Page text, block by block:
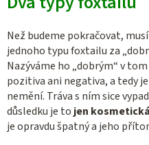
Než budeme pokračovat,
jednoho typu foxtailu za
Nazýváme ho „dobrým“ v
pozitiva ani negativa, a tedy
nemění. Tráva s ním sice
důsledku je to jen
je opravdu špatný a jeho